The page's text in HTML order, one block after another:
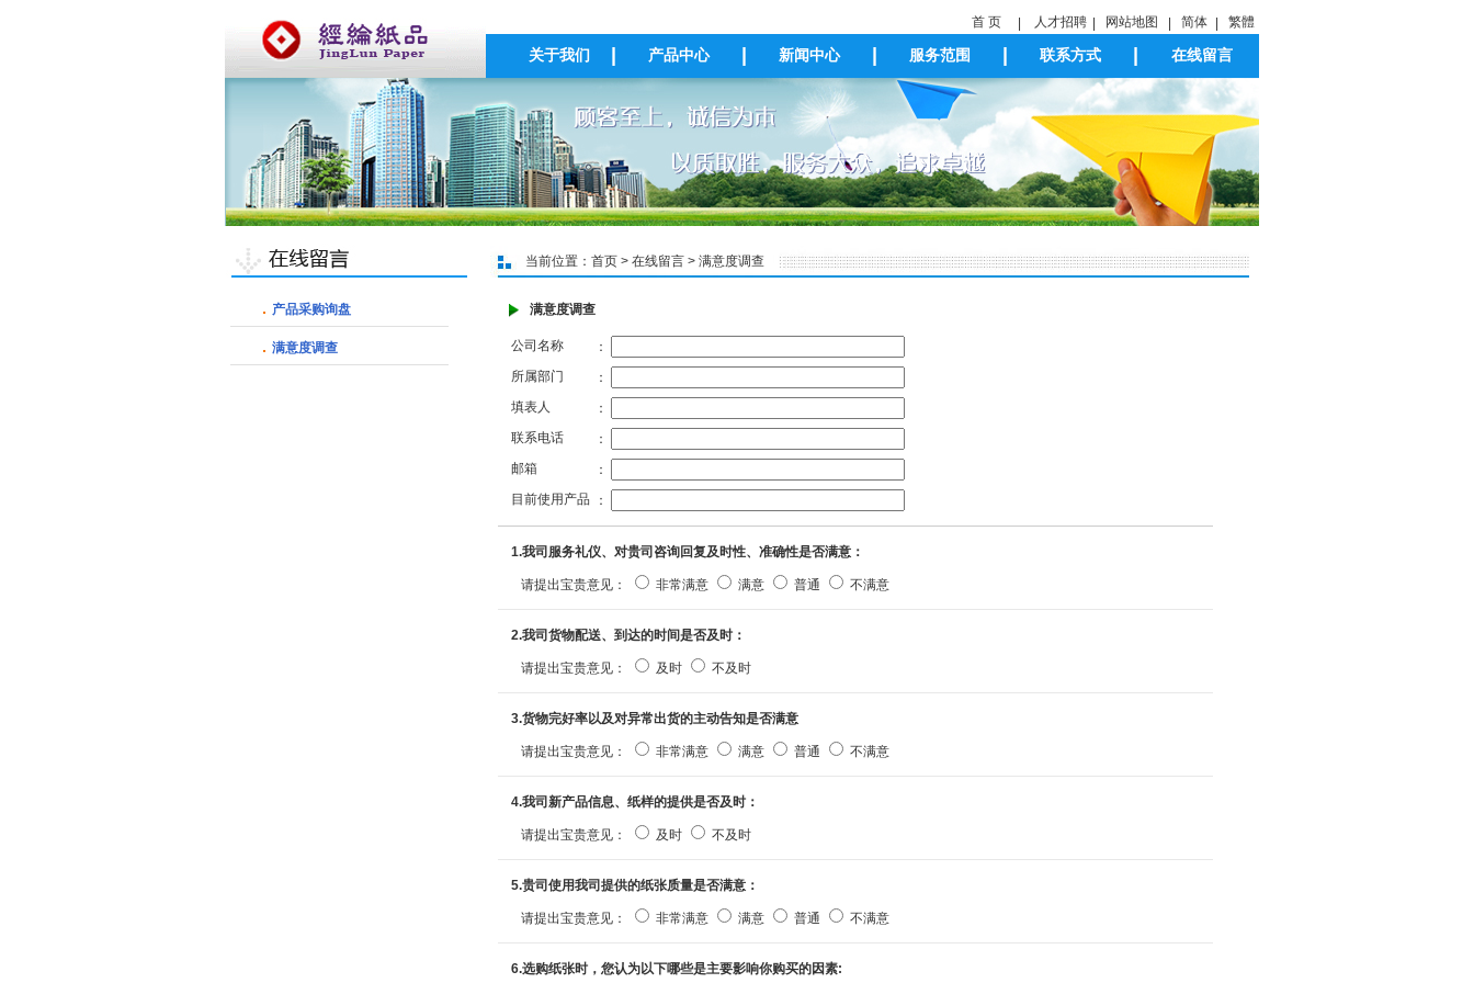
首 页 人才招聘 网站地图 简体 繁體
关于我们 产品中心 新闻中心 服务范围 联系方式 在线留言
产品采购询盘
满意度调查
当前位置： 首页 > 在线留言 > 满意度调查
满意度调查
公司名称
：
所属部门
：
填表人
：
联系电话
：
邮箱
：
目前使用产品
：
1.我司服务礼仪、对贵司咨询回复及时性、准确性是否满意：
请提出宝贵意见： 非常满意 满意 普通 不满意
2.我司货物配送、到达的时间是否及时：
请提出宝贵意见： 及时 不及时
3.货物完好率以及对异常出货的主动告知是否满意
请提出宝贵意见： 非常满意 满意 普通 不满意
4.我司新产品信息、纸样的提供是否及时：
请提出宝贵意见： 及时 不及时
5.贵司使用我司提供的纸张质量是否满意：
请提出宝贵意见： 非常满意 满意 普通 不满意
6.选购纸张时，您认为以下哪些是主要影响你购买的因素: